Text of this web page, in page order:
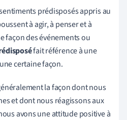
prédisposés appris au
à agir, à penser et à
façon des événements ou
fait référence à une
certaine façon.
la façon dont nous
et dont nous réagissons aux
avons une attitude positive à